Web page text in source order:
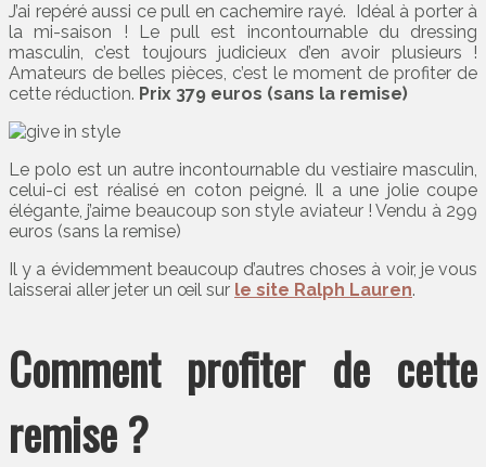
J’ai repéré aussi ce pull en cachemire rayé. Idéal à porter à
la mi-saison ! Le pull est incontournable du dressing
masculin, c’est toujours judicieux d’en avoir plusieurs !
Amateurs de belles pièces, c’est le moment de profiter de
cette réduction. Prix 379 euros (sans la remise)
Le polo est un autre incontournable du vestiaire masculin,
celui-ci est réalisé en coton peigné. Il a une jolie coupe
élégante, j’aime beaucoup son style aviateur ! Vendu à 299
euros (sans la remise)
Il y a évidemment beaucoup d’autres choses à voir, je vous
laisserai aller jeter un œil sur le site Ralph Lauren.
Comment profiter de cette
remise ?